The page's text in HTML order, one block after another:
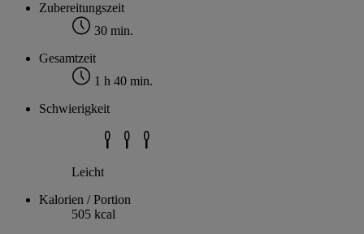
Zubereitungszeit
30 min.
Gesamtzeit
1 h 40 min.
Schwierigkeit
Leicht
Kalorien / Portion
505 kcal